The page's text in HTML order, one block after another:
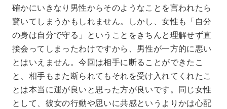
確かにいきなり男性からそのようなことを言われたら
驚いてしまうかもしれません。しかし、女性も「自分
の身は自分で守る」ということをきちんと理解せず直
接会ってしまったわけですから、男性が一方的に悪い
とはいえません。今回は相手に断ることができたこ
と、相手もまた断られてもそれを受け入れてくれたこ
とは本当に運が良いと思った方が良いです。同じ女性
として、彼女の行動や思いに共感というよりかは心配